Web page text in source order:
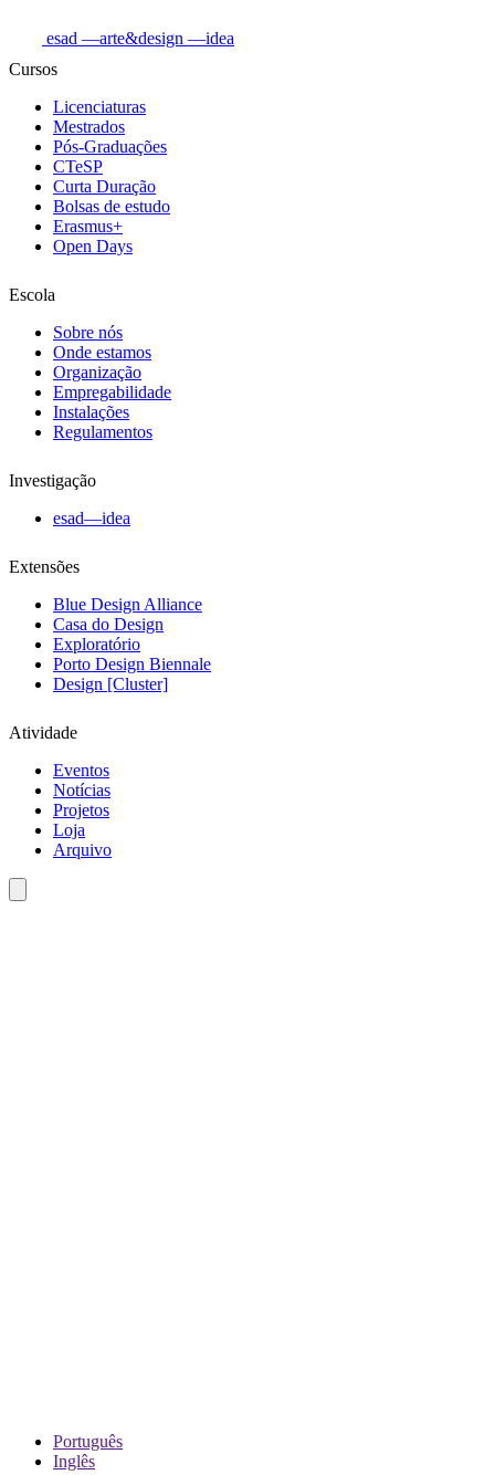
esad —arte&design —idea
Cursos
Licenciaturas
Mestrados
Pós-Graduações
CTeSP
Curta Duração
Bolsas de estudo
Erasmus+
Open Days
Escola
Sobre nós
Onde estamos
Organização
Empregabilidade
Instalações
Regulamentos
Investigação
esad—idea
Extensões
Blue Design Alliance
Casa do Design
Exploratório
Porto Design Biennale
Design [Cluster]
Atividade
Eventos
Notícias
Projetos
Loja
Arquivo
Português
Inglês